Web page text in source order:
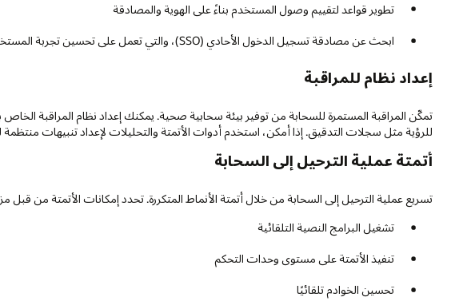
تطوير قواعد لتقييم وصول المستخدم بناءً على الهوية والمصادقة
ابحث عن مصادقة تسجيل الدخول الأحادي (SSO)، والتي تعمل على تحسين تجربة المستخدم. يتطلب الدخول الأحادي تسجيل دخول واحدًا فقط إلى نطاق الشبكة أو التطبيق للوصول إلى الخدمات الأخرى المرتبطة به
إعداد نظام للمراقبة
تمكّن المراقبة المستمرة للسحابة من توفير بيئة سحابية صحية. يمكنك إعداد نظام المراقبة
للرؤية مثل سجلات التدقيق. إذا أمكن، استخدم أدوات الأتمتة والتحليلات لإعداد تنبيهات منتظمة
أتمتة عملية الترحيل إلى السحابة
تسريع عملية الترحيل إلى السحابة من خلال أتمتة الأنماط المتكررة. تحدد إمكانات الأتمتة من
تشغيل البرامج النصية التلقائية
تنفيذ الأتمتة على مستوى وحدات التحكم
تحسين الخوادم تلقائيًا